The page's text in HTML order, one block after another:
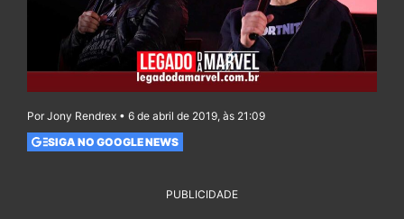
Por Jony Rendrex • 6 de abril de 2019, às 21:09
SIGA NO GOOGLE NEWS
PUBLICIDADE